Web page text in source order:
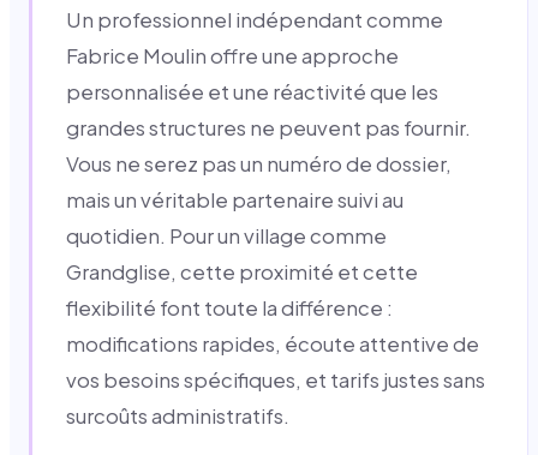
Un professionnel indépendant comme
Fabrice Moulin offre une approche
personnalisée et une réactivité que les
grandes structures ne peuvent pas fournir.
Vous ne serez pas un numéro de dossier,
mais un véritable partenaire suivi au
quotidien. Pour un village comme
Grandglise, cette proximité et cette
flexibilité font toute la différence :
modifications rapides, écoute attentive de
vos besoins spécifiques, et tarifs justes sans
surcoûts administratifs.